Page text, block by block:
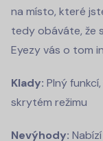
na místo, které
tedy obáváte, že
Eyezy vás o tom
Klady: Plný
skrytém režimu
Nevýhody: